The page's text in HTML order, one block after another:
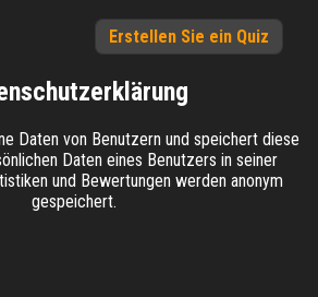
Erstellen Sie ein Quiz
Daten von Benutzern und speichert diese
Daten eines Benutzers in seiner
und Bewertungen werden anonym
gespeichert.